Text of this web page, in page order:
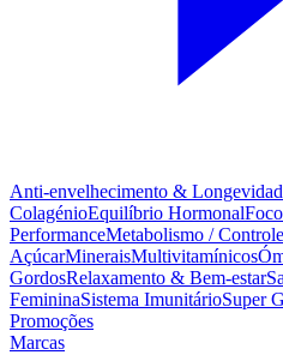
Anti-envelhecimento &
ColagénioEquilíbrio Hormonal
PerformanceMetabolismo /
AçúcarMineraisMultivitamínicos
GordosRelaxamento & Bem-estar
FemininaSistema ImunitárioSuper
Promoções
Marcas